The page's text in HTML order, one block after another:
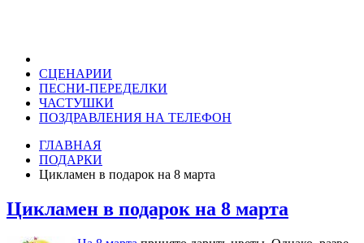
СЦЕНАРИИ
ПЕСНИ-ПЕРЕДЕЛКИ
ЧАСТУШКИ
ПОЗДРАВЛЕНИЯ НА ТЕЛЕФОН
ГЛАВНАЯ
ПОДАРКИ
Цикламен в подарок на 8 марта
Цикламен в подарок на 8 марта